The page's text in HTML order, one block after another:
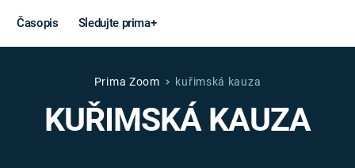
Časopis Sledujte prima+
Věda a
technika
Války
Prima Zoom kuřimská kauza
KUŘIMSKÁ KAUZA